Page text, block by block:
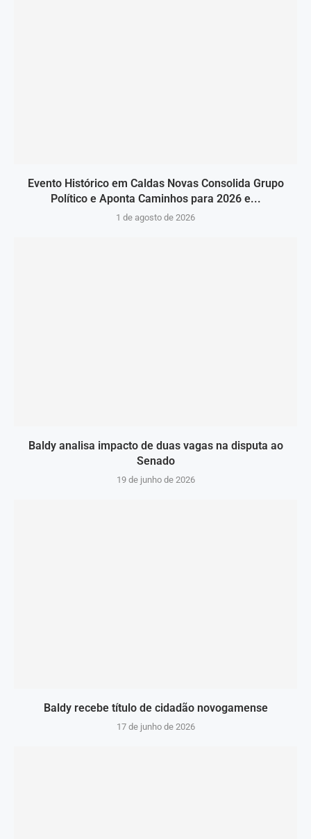
Evento Histórico em Caldas Novas Consolida Grupo
Político e Aponta Caminhos para 2026 e...
1 de agosto de 2026
Baldy analisa impacto de duas vagas na disputa ao
Senado
19 de junho de 2026
Baldy recebe título de cidadão novogamense
17 de junho de 2026